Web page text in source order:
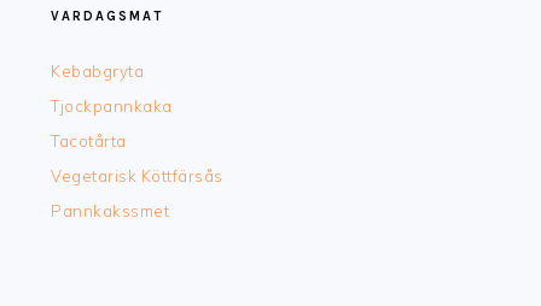
VARDAGSMAT
Kebabgryta
Tjockpannkaka
Tacotårta
Vegetarisk Köttfärsås
Pannkakssmet